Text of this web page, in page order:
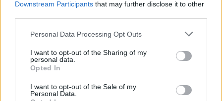
Downstream Participants that may further disclose it to other
Personal Data Processing Opt Outs
I want to opt-out of the Sharing of my
personal data.
Opted In
I want to opt-out of the Sale of my
Personal Data.